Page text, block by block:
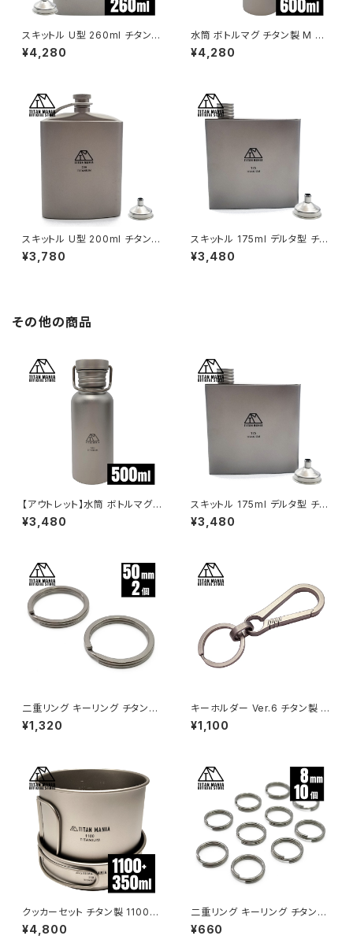
スキットル U型 260ml チタン製
大容量 軽量 頑丈 携帯用 ウイ
スキー ボトル ヒップフラスコ 水
納袋付き
¥4,280
水筒 ボトルマグ チタン製 M 60
0ml ボトルハンガー付き 軽量
スポーツボトル マグボトル 直飲
バー付き
¥4,280
スキットル U型 200ml チタン製
軽量 頑丈 携帯用 ウイスキー ボ
トル ヒップフラスコ 水筒 ソロキ
¥3,780
スキットル 175ml デルタ型 チタ
ン製 漏斗付き 超軽量 頑丈 携
帯用 ウイスキー ボトル ヒップフ
¥3,480
その他の商品
【アウトレット】水筒 ボトルマグ
チタン製 S 500ml 軽量 スポー
ツボトル マグボトル 直飲み 錆
¥3,480
スキットル 175ml デルタ型 チタ
ン製 漏斗付き 超軽量 頑丈 携
帯用 ウイスキー ボトル ヒップフ
ドア キャンプ用品 収納袋付き
¥3,480
二重リング キーリング チタン製
50mm×2個 超軽量 頑丈 サビ
に強い 二重丸カン スプリットリ
¥1,320
キーホルダー Ver.6 チタン製 カ
ラビナ 軽量 頑丈 金具 リング パ
ーツ 小型 一体型 メンズ おしゃ
¥1,100
クッカーセット チタン製 1100ml
+350ml 折り畳みハンドル付き
深型 二段式 超軽量 頑丈 直火
¥4,800
二重リング キーリング チタン製
8mm×10個 超軽量 頑丈 サビ
に強い 二重丸カン スプリットリ
¥660